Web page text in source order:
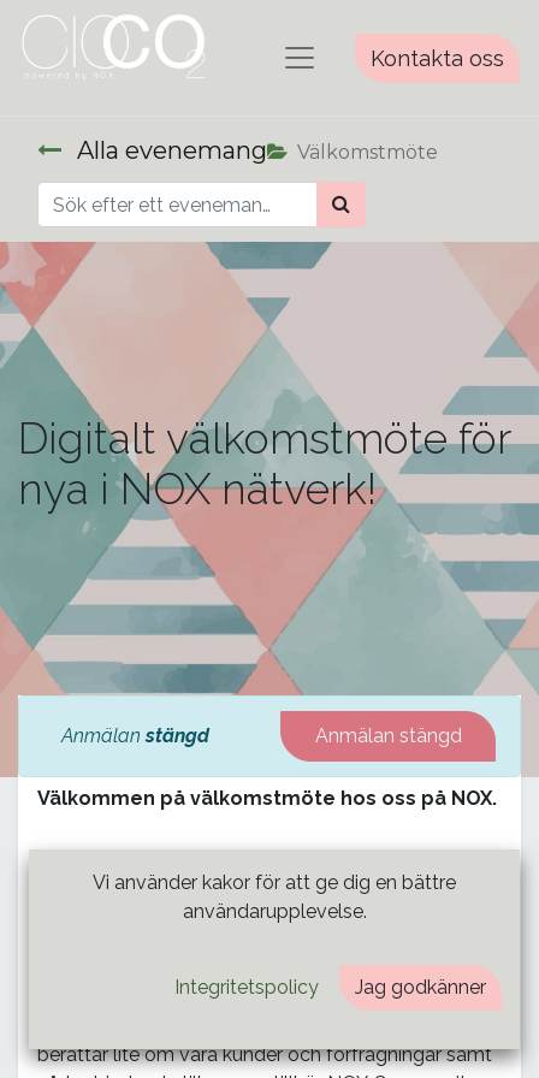
Kontakta oss
Alla evenemang Välkomstmöte
Digitalt välkomstmöte för
nya i NOX nätverk!
Anmälanstängd Anmälan stängd
Välkommen på välkomstmöte hos oss på NOX.
På onsdagar bjuder vi in till ett digitalt
välkomstmöte för dig som är ny i vårt nätverk och
oss att få ett ansikte på varandra, att introducera
NOX Consulting samt att berätta om hur vi arbetar.
berättar lite om våra kunder och förfrågningar samt
Vi använder kakor för att ge dig en bättre
användarupplevelse.
Integritetspolicy Jag godkänner